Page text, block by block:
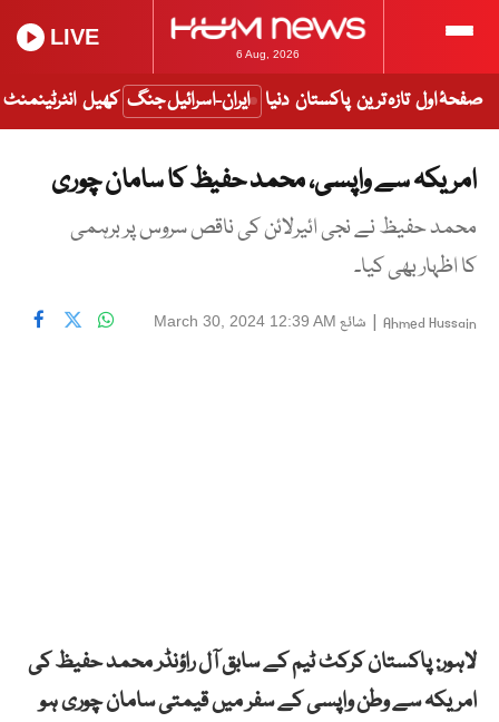
6 Aug, 2026
LIVE
صفحۂ اول تازہ ترین پاکستان دنیا ایران-اسرائیل جنگ کھیل انٹرٹینمنٹ
امریکہ سے واپسی، محمد حفیظ کا سامان چوری
محمد حفیظ نے نجی ائیرلائن کی ناقص سروس پر برہمی
کا اظہار بھی کیا۔
Ahmed Hussain
| شائع March 30, 2024 12:39 AM
لاہور: پاکستان کرکٹ ٹیم کے سابق آل راؤنڈر محمد حفیظ کی
امریکہ سے وطن واپسی کے سفر میں قیمتی سامان چوری ہو